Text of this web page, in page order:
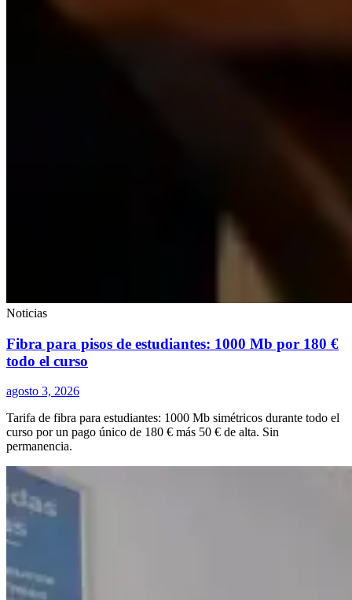
Noticias
Fibra para pisos de estudiantes: 1000 Mb por 180 €
todo el curso
agosto 3, 2026
Tarifa de fibra para estudiantes: 1000 Mb simétricos durante todo el
curso por un pago único de 180 € más 50 € de alta. Sin
permanencia.